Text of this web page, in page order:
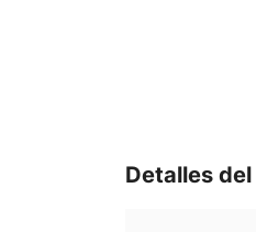
Detalles